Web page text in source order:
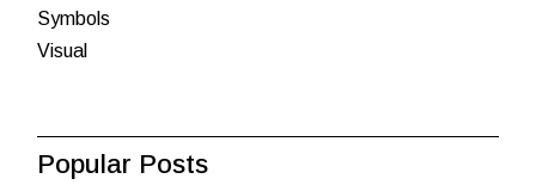
Symbols
Visual
Popular Posts